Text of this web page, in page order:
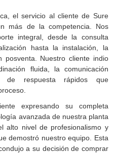
el servicio al cliente de Sure
más de la competencia. Nos
integral, desde la consulta
hasta la instalación, la
posventa. Nuestro cliente indio
fluida, la comunicación
de respuesta rápidos que
expresando su completa
avanzada de nuestra planta
alto nivel de profesionalismo y
demostró nuestro equipo. Esta
a su decisión de comprar